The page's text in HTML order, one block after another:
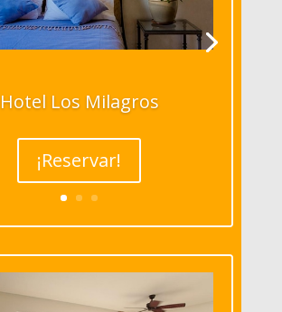
Hotel Los Milagros
¡Reservar!